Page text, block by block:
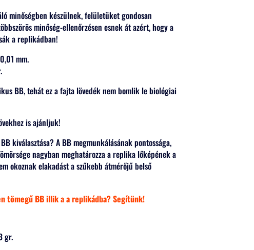
minőségben készülnek, felületüket gondosan
minőség-ellenőrzésen esnek át azért, hogy a
a replikádban!
mm.
BB, tehát ez a fajta lövedék nem bomlik le biológiai
is ajánljuk!
kiválasztása? A BB megmunkálásának pontossága,
nagyban meghatározza a replika lőképének a
okoznak elakadást a szűkebb átmérőjű belső
tömegű BB illik a a replikádba? Segítünk!
gr.